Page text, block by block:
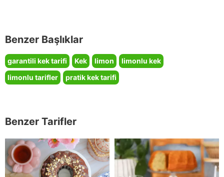
Benzer Başlıklar
garantili kek tarifi Kek limon
limonlu kek
limonlu tarifler
pratik kek tarifi
Benzer Tarifler